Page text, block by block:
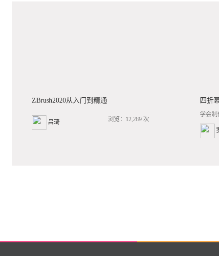
ZBrush2020从入门到精通
吕琦 浏览：12,289 次
四折
学会制